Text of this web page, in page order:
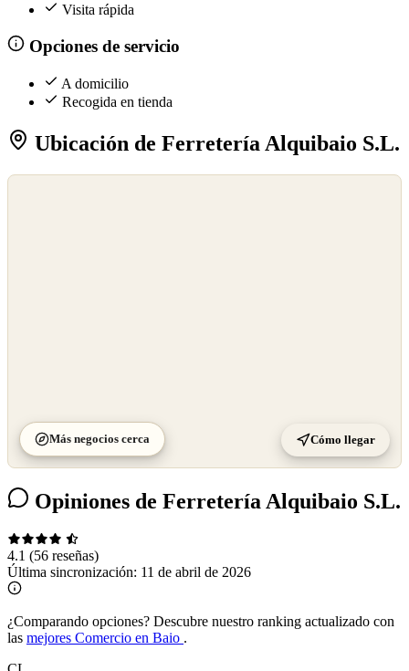
Visita rápida
Opciones de servicio
A domicilio
Recogida en tienda
Ubicación de Ferretería Alquibaio S.L.
Más negocios cerca Cómo llegar
Opiniones de Ferretería Alquibaio S.L.
4.1 (56 reseñas)
Última sincronización: 11 de abril de 2026
¿Comparando opciones? Descubre nuestro ranking actualizado con
las mejores Comercio en Baio .